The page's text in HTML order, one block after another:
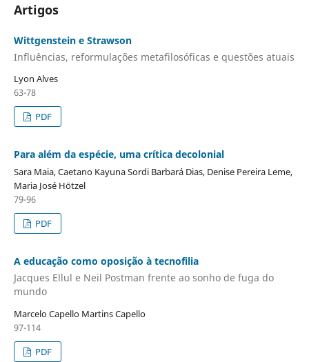
Artigos
Wittgenstein e Strawson
Influências, reformulações metafilosóficas e questões atuais
Lyon Alves
63-78
PDF
Para além da espécie, uma crítica decolonial
Sara Maia, Caetano Kayuna Sordi Barbará Dias, Denise Pereira Leme,
Maria José Hötzel
79-96
PDF
A educação como oposição à tecnofilia
Jacques Ellul e Neil Postman frente ao sonho de fuga do
mundo
Marcelo Capello Martins Capello
97-114
PDF